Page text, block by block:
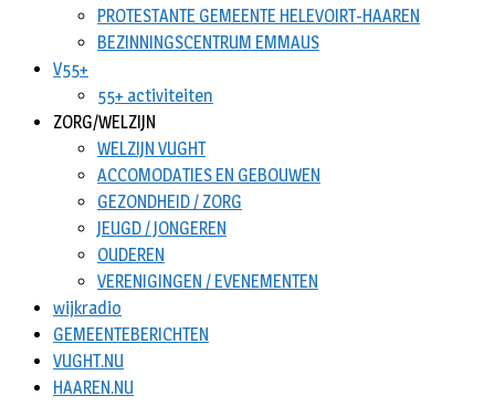
PROTESTANTE GEMEENTE HELEVOIRT-HAAREN
BEZINNINGSCENTRUM EMMAUS
V55+
55+ activiteiten
ZORG/WELZIJN
WELZIJN VUGHT
ACCOMODATIES EN GEBOUWEN
GEZONDHEID / ZORG
JEUGD / JONGEREN
OUDEREN
VERENIGINGEN / EVENEMENTEN
wijkradio
GEMEENTEBERICHTEN
VUGHT.NU
HAAREN.NU